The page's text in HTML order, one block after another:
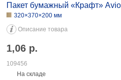
Пакет бумажный «Крафт»
320×370×200 мм
Описание товара
1,06 р.
109456
На складе